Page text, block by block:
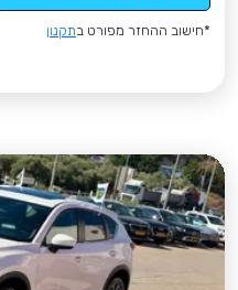
*חישוב ההחזר מפורט בתקנון